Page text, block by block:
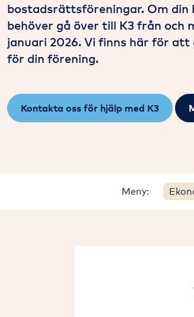
bostadsrättsföreningar. Om
behöver gå över till K3 från och
januari 2026. Vi finns här för att
för din förening.
Kontakta oss för hjälp med K3
Meny: